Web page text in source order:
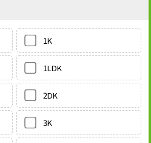
1K
1LDK
2DK
3K